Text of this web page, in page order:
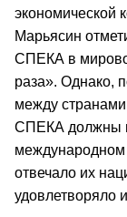
Марьясин
СПЕКА в
раза». Однако,
между
СПЕКА должны
международном
отвечало их
удовлетворяло